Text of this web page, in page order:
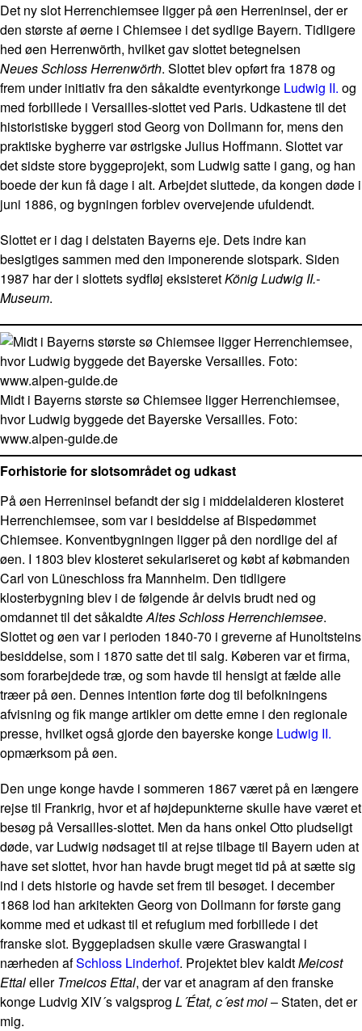
Det ny slot Herrenchiemsee ligger på øen Herreninsel, der er
den største af øerne i Chiemsee i det sydlige Bayern. Tidligere
hed øen Herrenwörth, hvilket gav slottet betegnelsen
Neues Schloss Herrenwörth. Slottet blev opført fra 1878 og
frem under initiativ fra den såkaldte eventyrkonge Ludwig II. og
med forbillede i Versailles-slottet ved Paris. Udkastene til det
historistiske byggeri stod Georg von Dollmann for, mens den
praktiske bygherre var østrigske Julius Hoffmann. Slottet var
det sidste store byggeprojekt, som Ludwig satte i gang, og han
boede der kun få dage i alt. Arbejdet sluttede, da kongen døde i
juni 1886, og bygningen forblev overvejende ufuldendt.
Slottet er i dag i delstaten Bayerns eje. Dets indre kan
besigtiges sammen med den imponerende slotspark. Siden
1987 har der i slottets sydfløj eksisteretKönig Ludwig II.-
Museum.
Midt i Bayerns største sø Chiemsee ligger Herrenchiemsee,
hvor Ludwig byggede det Bayerske Versailles. Foto:
www.alpen-guide.de
Forhistorie for slotsområdet og udkast
På øen Herreninsel befandt der sig i middelalderen klosteret
Herrenchiemsee, som var i besiddelse af Bispedømmet
Chiemsee. Konventbygningen ligger på den nordlige del af
øen. I 1803 blev klosteret sekulariseret og købt af købmanden
Carl von Lüneschloss fra Mannheim. Den tidligere
klosterbygning blev i de følgende år delvis brudt ned og
omdannet til det såkaldteAltes Schloss Herrenchiemsee.
Slottet og øen var i perioden 1840-70 i greverne af Hunoltsteins
besiddelse, som i 1870 satte det til salg. Køberen var et firma,
som forarbejdede træ, og som havde til hensigt at fælde alle
træer på øen. Dennes intention førte dog til befolkningens
afvisning og fik mange artikler om dette emne i den regionale
presse, hvilket også gjorde den bayerske konge Ludwig II.
opmærksom på øen.
Den unge konge havde i sommeren 1867 været på en længere
rejse til Frankrig, hvor et af højdepunkterne skulle have været et
besøg på Versailles-slottet. Men da hans onkel Otto pludseligt
døde, var Ludwig nødsaget til at rejse tilbage til Bayern uden at
have set slottet, hvor han havde brugt meget tid på at sætte sig
ind i dets historie og havde set frem til besøget. I december
1868 lod han arkitekten Georg von Dollmann for første gang
komme med et udkast til et refugium med forbillede i det
franske slot. Byggepladsen skulle være Graswangtal i
nærheden afSchloss Linderhof. Projektet blev kaldtMeicost
EttalellerTmeicos Ettal, der var et anagram af den franske
konge Ludvig XIV´s valgsprog L´État, c´est moi– Staten, det er
mig.